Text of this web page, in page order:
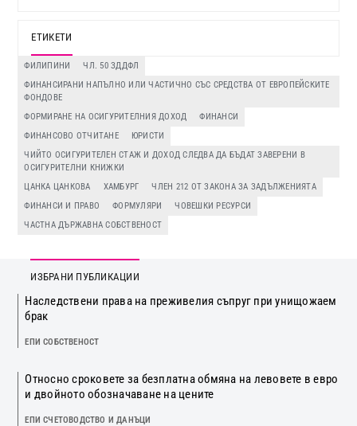
ЕТИКЕТИ
ФИЛИПИНИ
ЧЛ. 50 ЗДДФЛ
ФИНАНСИРАНИ НАПЪЛНО ИЛИ ЧАСТИЧНО СЪС СРЕДСТВА ОТ ЕВРОПЕЙСКИТЕ
ФОНДОВЕ
ФОРМИРАНЕ НА ОСИГУРИТЕЛНИЯ ДОХОД
ФИНАНСИ
ФИНАНСОВО ОТЧИТАНЕ
ЮРИСТИ
ЧИЙТО ОСИГУРИТЕЛЕН СТАЖ И ДОХОД СЛЕДВА ДА БЪДАТ ЗАВЕРЕНИ В
ОСИГУРИТЕЛНИ КНИЖКИ
ЦАНКА ЦАНКОВА
ХАМБУРГ
ЧЛЕН 212 ОТ ЗАКОНА ЗА ЗАДЪЛЖЕНИЯТА
ФИНАНСИ И ПРАВО
ФОРМУЛЯРИ
ЧОВЕШКИ РЕСУРСИ
ЧАСТНА ДЪРЖАВНА СОБСТВЕНОСТ
ИЗБРАНИ ПУБЛИКАЦИИ
Наследствени права на преживелия съпруг при унищожаем
брак
ЕПИ СОБСТВЕНОСТ
Относно сроковете за безплатна обмяна на левовете в евро
и двойното обозначаване на цените
ЕПИ СЧЕТОВОДСТВО И ДАНЪЦИ